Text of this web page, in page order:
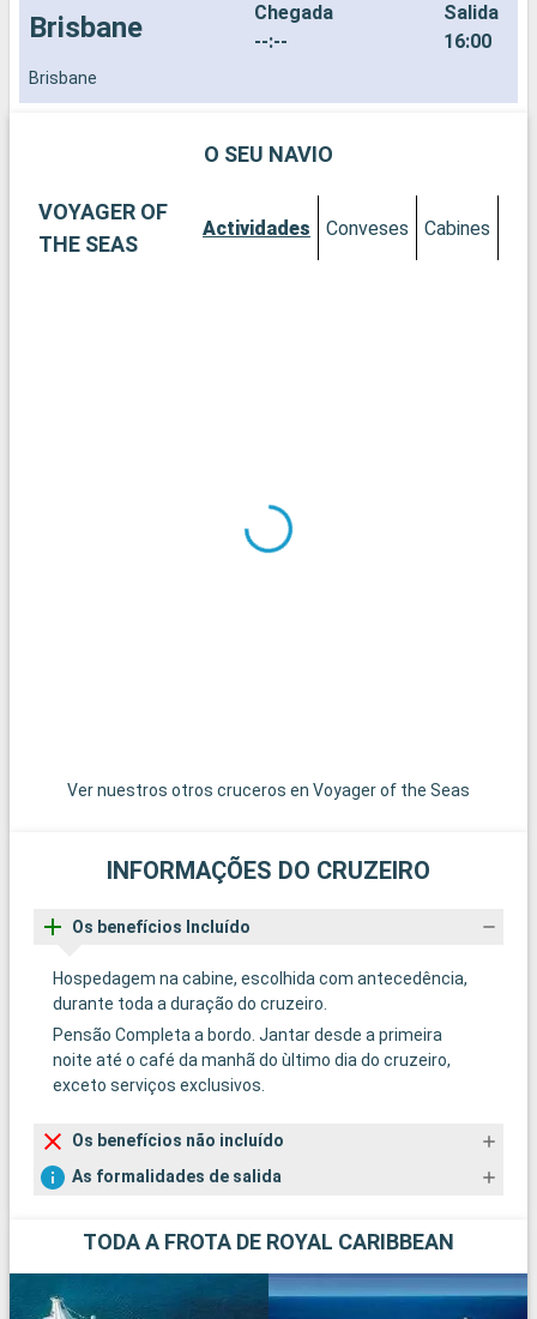
Brisbane
Chegada
--:--
Salida
16:00
Brisbane
O SEU NAVIO
VOYAGER OF
THE SEAS
Actividades Conveses Cabines
Ver nuestros otros cruceros en Voyager of the Seas
INFORMAÇÕES DO CRUZEIRO
Os benefícios Incluído
Hospedagem na cabine, escolhida com antecedência,
durante toda a duração do cruzeiro.
Pensão Completa a bordo. Jantar desde a primeira
noite até o café da manhã do ùltimo dia do cruzeiro,
exceto serviços exclusivos.
Os benefícios não incluído
As formalidades de salida
TODA A FROTA DE ROYAL CARIBBEAN